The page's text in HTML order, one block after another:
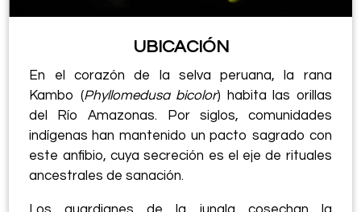
UBICACIÓN
En el corazón de la selva peruana, la rana
Kambo (Phyllomedusa bicolor) habita las orillas
del Río Amazonas. Por siglos, comunidades
indígenas han mantenido un pacto sagrado con
este anfibio, cuya secreción es el eje de rituales
ancestrales de sanación.